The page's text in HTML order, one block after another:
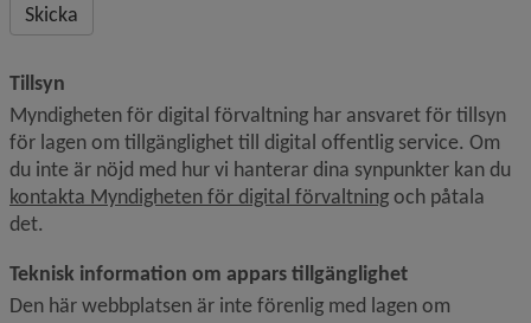
Tillsyn
Myndigheten för digital förvaltning har ansvaret för tillsyn
för lagen om tillgänglighet till digital offentlig service. Om
kontakta Myndigheten för digital förvaltningLänk till annan
och påtala
det.
Teknisk information om appars tillgänglighet
Den här webbplatsen är inte förenlig med lagen om